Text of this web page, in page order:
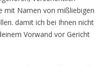
mit Namen von mißliebigen
damit ich bei Ihnen nicht
Vorwand vor Gericht